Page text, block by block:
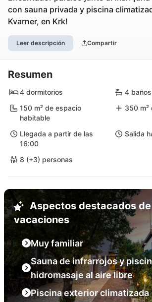
con sauna privada y piscina
Kvarner, en Krk!
Leer descripción Compartir
Resumen
4 dormitorios
4 baños
150 m² de espacio
habitable
350 m²
Llegada a partir de las
16:00
Salida
8 (+3) personas
Aspectos destacados
vacaciones
Muy familiar
Sauna de infrarrojos y
hidromasaje al aire libre
Piscina exterior climatizada